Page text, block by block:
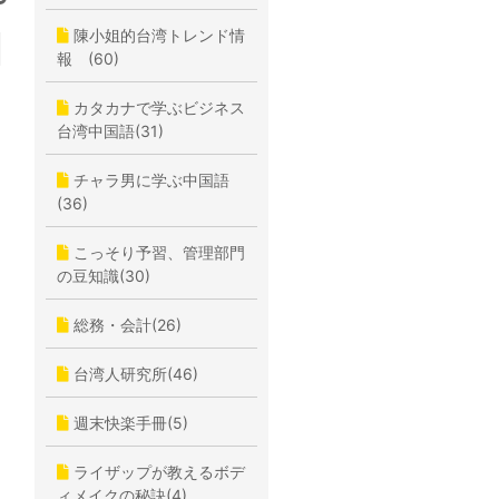
陳小姐的台湾トレンド情
報 (60)
カタカナで学ぶビジネス
台湾中国語(31)
チャラ男に学ぶ中国語
(36)
こっそり予習、管理部門
の豆知識(30)
総務・会計(26)
台湾人研究所(46)
週末快楽手冊(5)
ライザップが教えるボデ
ィメイクの秘訣(4)